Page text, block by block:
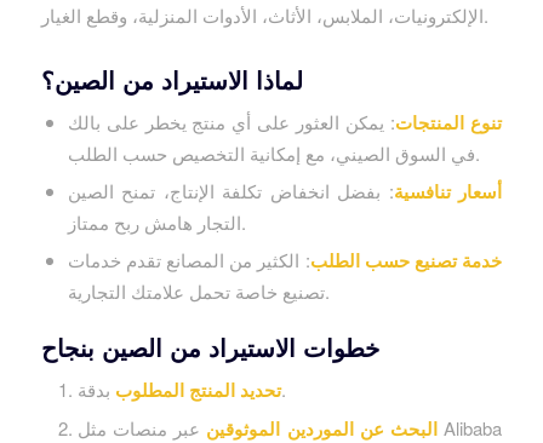
الإلكترونيات، الملابس، الأثاث، الأدوات المنزلية، وقطع الغيار.
لماذا الاستيراد من الصين؟
تنوع المنتجات: يمكن العثور على أي منتج يخطر على بالك
في السوق الصيني، مع إمكانية التخصيص حسب الطلب.
أسعار تنافسية: بفضل انخفاض تكلفة الإنتاج، تمنح الصين
التجار هامش ربح ممتاز.
خدمة تصنيع حسب الطلب: الكثير من المصانع تقدم خدمات
تصنيع خاصة تحمل علامتك التجارية.
خطوات الاستيراد من الصين بنجاح
تحديد المنتج المطلوببدقة.
البحث عن الموردين الموثوقين عبر منصات مثل Alibaba